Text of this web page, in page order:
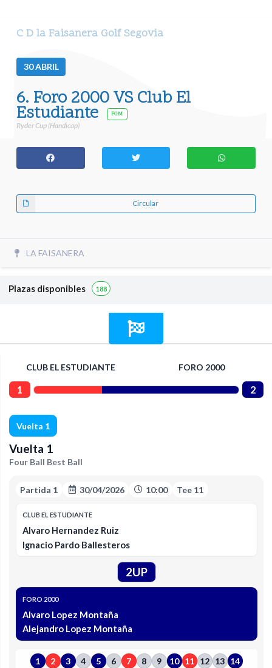
C D la Faisanera Golf Segovia
30ABRIL
6. Foro 2000 VS Club El
Estudiante FGM
Ryder Cup (Handicap)
Circular
LA FAISANERA
Plazas disponibles 188
CLUB EL ESTUDIANTE FORO 2000
1 2
Vuelta 1
Vuelta 1
Four Ball Best Ball
Partida 1 30/04/2026 10:00 Tee 11
CLUB EL ESTUDIANTE
Alvaro Hernandez Ruiz
Ignacio Pardo Ballesteros
2UP
FORO 2000
Alvaro Lopez Montaña
Alejandro Lopez Montaña
1 2 3 4 5 6 7 8 9 10 11 12 13 14